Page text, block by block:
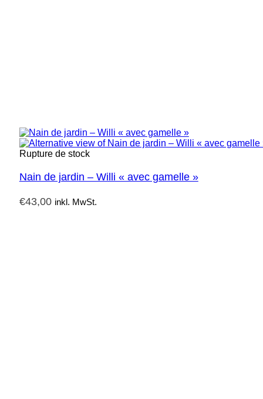
Rupture de stock
Nain de jardin – Willi « avec gamelle »
€43,00 inkl. MwSt.